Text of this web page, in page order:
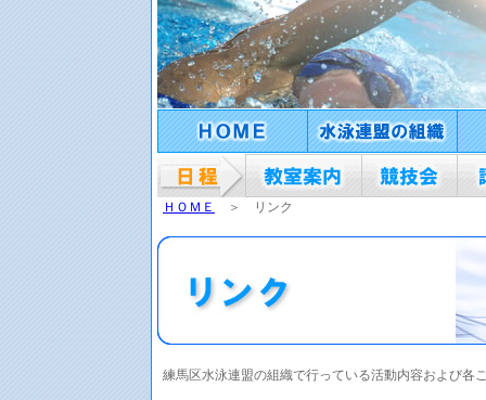
ＨＯＭＥ ＞ リンク
練馬区水泳連盟の組織で行っている活動内容および各